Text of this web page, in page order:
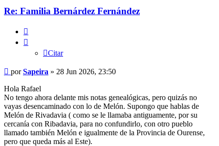
Re: Familia Bernárdez Fernández
Citar
Mensaje
porSapeira » 28 Jun 2026, 23:50
Hola Rafael
No tengo ahora delante mis notas genealógicas, pero quizás no
vayas desencaminado con lo de Melón. Supongo que hablas de
Melón de Rivadavia ( como se le llamaba antiguamente, por su
cercanía con Ribadavia, para no confundirlo, con otro pueblo
llamado también Melón e igualmente de la Provincia de Ourense,
pero que queda más al Este).